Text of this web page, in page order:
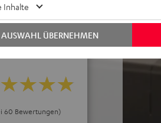
60 Bewertungen)
Inhalte
AUSWAHL ÜBERNEHMEN